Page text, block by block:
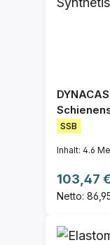
SSB
Inhalt: 4.6
103,47 €
Netto: